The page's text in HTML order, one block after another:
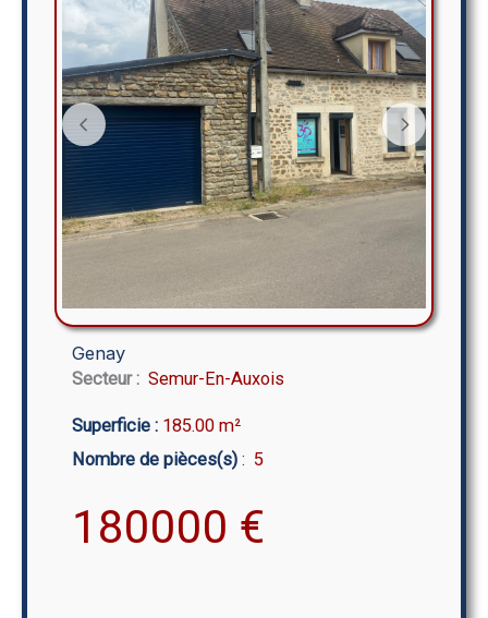
Genay
Secteur : Semur-En-Auxois
Superficie : 185.00 m²
Nombre de pièces(s) : 5
180000 €